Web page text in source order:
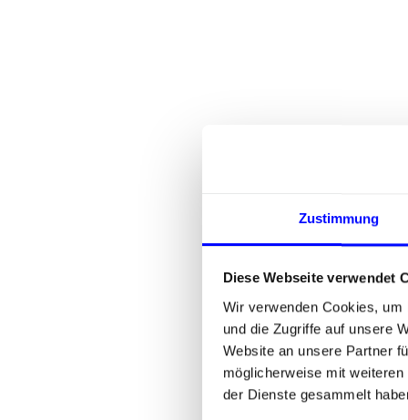
Zustimmung
Diese Webseite verwendet
Wir verwenden Cookies,
und die Zugriffe auf unsere
Website an unsere Partner
möglicherweise mit
der Dienste gesammelt